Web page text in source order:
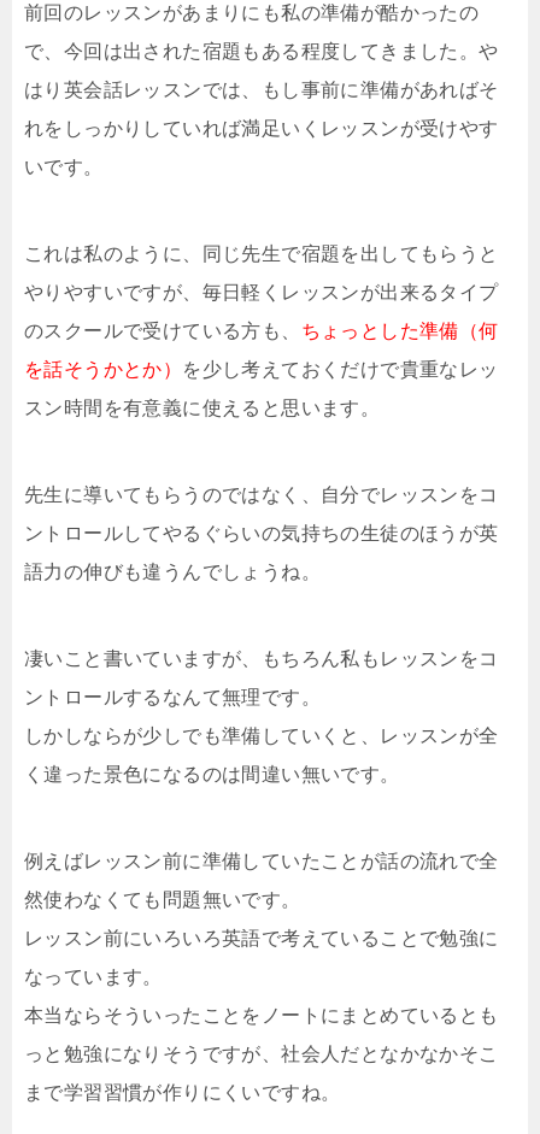
前回のレッスンがあまりにも私の準備が酷かったの
で、今回は出された宿題もある程度してきました。や
はり英会話レッスンでは、もし事前に準備があればそ
れをしっかりしていれば満足いくレッスンが受けやす
いです。
これは私のように、同じ先生で宿題を出してもらうと
やりやすいですが、毎日軽くレッスンが出来るタイプ
のスクールで受けている方も、 ちょっとした準備（何
を話そうかとか）
を少し考えておくだけで貴重なレッ
スン時間を有意義に使えると思います。
先生に導いてもらうのではなく、自分でレッスンをコ
ントロールしてやるぐらいの気持ちの生徒のほうが英
語力の伸びも違うんでしょうね。
凄いこと書いていますが、もちろん私もレッスンをコ
ントロールするなんて無理です。
しかしならが少しでも準備していくと、レッスンが全
く違った景色になるのは間違い無いです。
例えばレッスン前に準備していたことが話の流れで全
然使わなくても問題無いです。
レッスン前にいろいろ英語で考えていることで勉強に
なっています。
本当ならそういったことをノートにまとめているとも
っと勉強になりそうですが、社会人だとなかなかそこ
まで学習習慣が作りにくいですね。